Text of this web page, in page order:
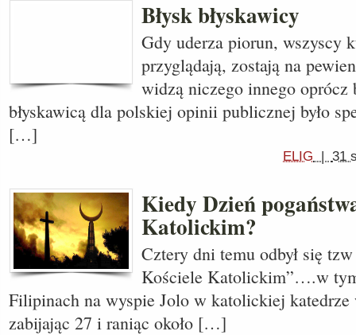
Błysk błyskawicy
Gdy uderza piorun, wszyscy
przyglądają, zostają na
widzą niczego innego oprócz
błyskawicą dla polskiej opinii publicznej było
[…]
ELIG | 31
Kiedy Dzień
Katolickim?
Cztery dni temu odbył się
Kościele Katolickim”….w
Filipinach na wyspie Jolo w katolickiej
zabijając 27 i raniąc około […]